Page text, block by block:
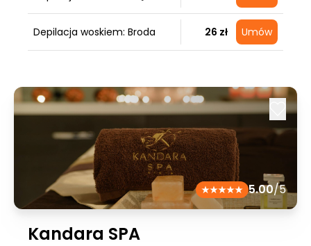
Depilacja woskiem: Broda 26 zł Umów
5.00/5
Kandara SPA